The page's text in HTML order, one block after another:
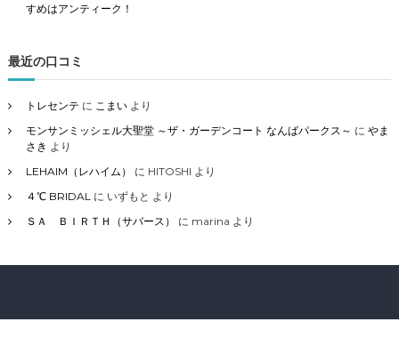
すめはアンティーク！
最近の口コミ
トレセンテ に こまいより
モンサンミッシェル大聖堂 ～ザ・ガーデンコート なんばパークス～ に やま
さき より
LEHAIM（レハイム）
に HITOSHI より
４℃ BRIDAL に いずもと より
ＳＡ ＢＩＲＴＨ（サバース）
に marina より